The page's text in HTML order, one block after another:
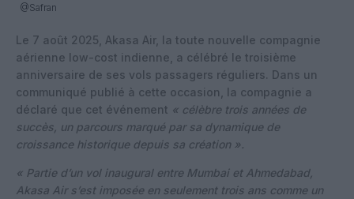
@Safran
Le 7 août 2025, Akasa Air, la toute nouvelle compagnie
aérienne low-cost indienne, a célébré le troisième
anniversaire de ses vols passagers réguliers. Dans un
communiqué publié à cette occasion, la compagnie a
déclaré que cet événement « célèbre trois années de
succès, un parcours marqué par sa dynamique de
croissance historique depuis sa création ».
« Partie d’un vol inaugural entre Mumbai et Ahmedabad,
Akasa Air s’est imposée en seulement trois ans comme un